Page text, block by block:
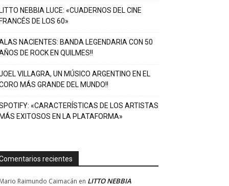
NEBBIA LUCE: «CUADERNOS DEL CINE
DE LOS 60»
NACIENTES: BANDA LEGENDARIA CON 50
DE ROCK EN QUILMES!!
VILLAGRA, UN MÚSICO ARGENTINO EN EL
MÁS GRANDE DEL MUNDO!!
«CARACTERÍSTICAS DE LOS ARTISTAS
EXITOSOS EN LA PLATAFORMA»
recientes
Raimundo Caimacán en LITTO NEBBIA